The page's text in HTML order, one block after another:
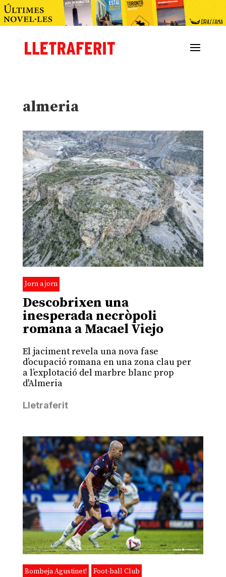
almeria
Jorn a jorn
Descobrixen una
inesperada necròpoli
romana a Macael Viejo
El jaciment revela una nova fase
d’ocupació romana en una zona clau per
a l’explotació del marbre blanc prop
d'Almeria
Lletraferit
Bombeja Agustinet! Foot-ball Club